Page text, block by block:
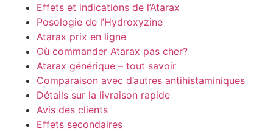
Effets et indications de l’Atarax
Posologie de l’Hydroxyzine
Atarax prix en ligne
Où commander Atarax pas cher?
Atarax générique – tout savoir
Comparaison avec d’autres antihistaminiques
Détails sur la livraison rapide
Avis des clients
Effets secondaires